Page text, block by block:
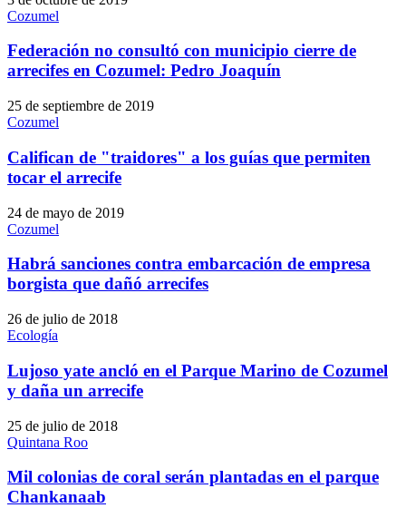
Cozumel
Federación no consultó con municipio cierre de
arrecifes en Cozumel: Pedro Joaquín
25 de septiembre de 2019
Cozumel
Califican de "traidores" a los guías que permiten
tocar el arrecife
24 de mayo de 2019
Cozumel
Habrá sanciones contra embarcación de empresa
borgista que dañó arrecifes
26 de julio de 2018
Ecología
Lujoso yate ancló en el Parque Marino de Cozumel
y daña un arrecife
25 de julio de 2018
Quintana Roo
Mil colonias de coral serán plantadas en el parque
Chankanaab